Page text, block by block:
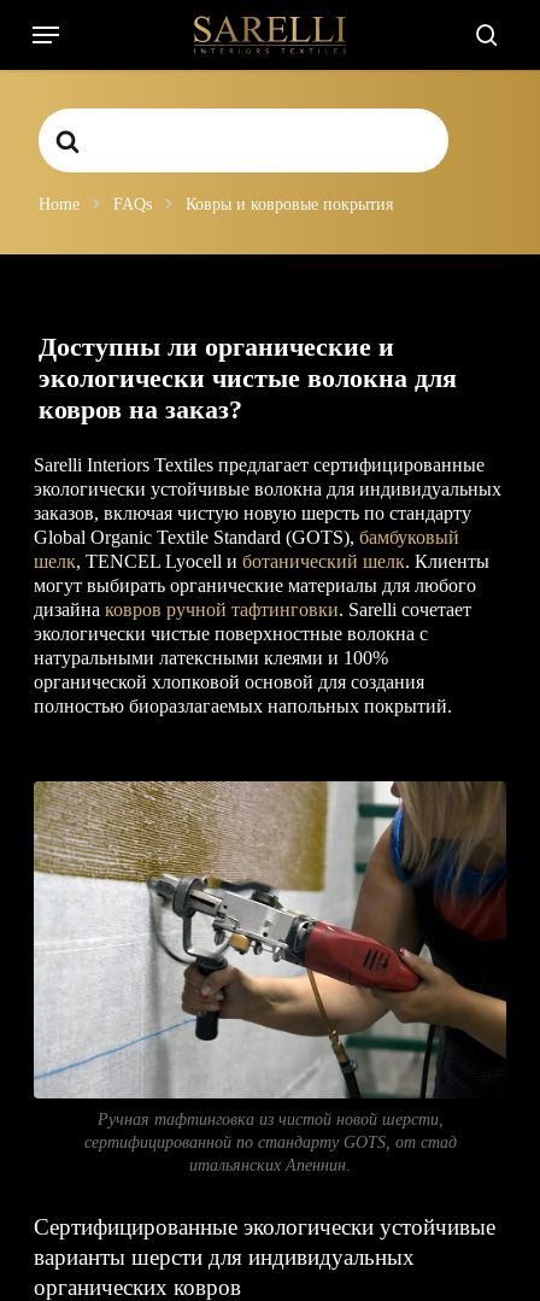
Menu
Search
For
Home FAQs Ковры и ковровые покрытия
Доступны ли органические и
экологически чистые волокна для
ковров на заказ?
Sarelli Interiors Textiles предлагает сертифицированные
экологически устойчивые волокна для индивидуальных
заказов, включая чистую новую шерсть по стандарту
Global Organic Textile Standard (GOTS),бамбуковый
шелк, TENCEL Lyocell иботанический шелк. Клиенты
могут выбирать органические материалы для любого
дизайнаковров ручной тафтинговки. Sarelli сочетает
экологически чистые поверхностные волокна с
натуральными латексными клеями и 100%
органической хлопковой основой для создания
полностью биоразлагаемых напольных покрытий.
Ручная тафтинговка из чистой новой шерсти,
сертифицированной по стандарту GOTS, от стад
итальянских Апеннин.
Сертифицированные экологически устойчивые
варианты шерсти для индивидуальных
органических ковров